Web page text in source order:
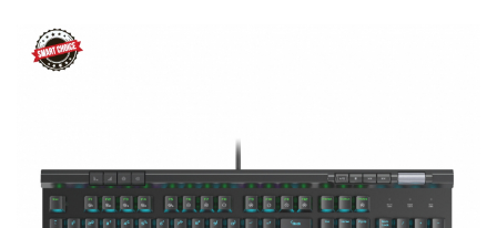
Tablete & accesorii
Apple AirTag
Inele Smart